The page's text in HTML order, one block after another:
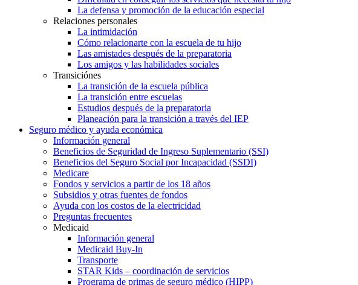
La defensa y promoción de la educación especial
Relaciones personales
La intimidación
Cómo relacionarte con la escuela de tu hijo
Las amistades después de la preparatoria
Los amigos y las habilidades sociales
Transiciónes
La transición de la escuela pública
La transición entre escuelas
Estudios después de la preparatoria
Planeación para la transición a través del IEP
Seguro médico y ayuda económica
Información general
Beneficios de Seguridad de Ingreso Suplementario (SSI)
Beneficios del Seguro Social por Incapacidad (SSDI)
Medicare
Fondos y servicios a partir de los 18 años
Subsidios y otras fuentes de fondos
Ayuda con los costos de la electricidad
Preguntas frecuentes
Medicaid
Información general
Medicaid Buy-In
Transporte
STAR Kids – coordinación de servicios
Programa de primas de seguro médico (HIPP)